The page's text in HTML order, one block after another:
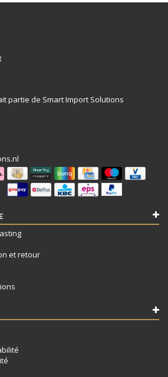
partie de Smart Import Solutions
et retour